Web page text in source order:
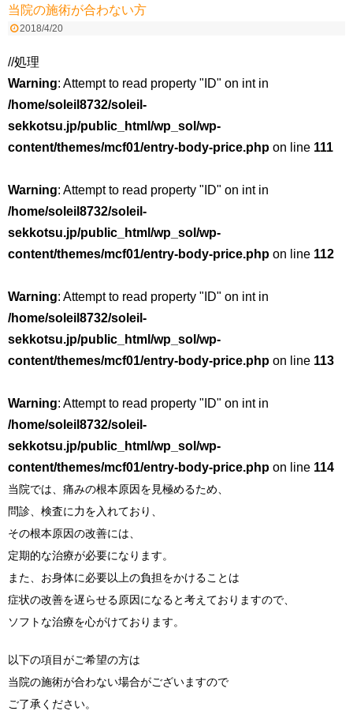
当院の施術が合わない方
2018/4/20
//処理
Warning: Attempt to read property "ID" on int in
/home/soleil8732/soleil-
sekkotsu.jp/public_html/wp_sol/wp-
content/themes/mcf01/entry-body-price.php on line 111
Warning: Attempt to read property "ID" on int in
/home/soleil8732/soleil-
sekkotsu.jp/public_html/wp_sol/wp-
content/themes/mcf01/entry-body-price.php on line 112
Warning: Attempt to read property "ID" on int in
/home/soleil8732/soleil-
sekkotsu.jp/public_html/wp_sol/wp-
content/themes/mcf01/entry-body-price.php on line 113
Warning: Attempt to read property "ID" on int in
/home/soleil8732/soleil-
sekkotsu.jp/public_html/wp_sol/wp-
content/themes/mcf01/entry-body-price.php on line 114
当院では、痛みの根本原因を見極めるため、
問診、検査に力を入れており、
その根本原因の改善には、
定期的な治療が必要になります。
また、お身体に必要以上の負担をかけることは
症状の改善を遅らせる原因になると考えておりますので、
ソフトな治療を心がけております。
以下の項目がご希望の方は
当院の施術が合わない場合がございますので
ご了承ください。